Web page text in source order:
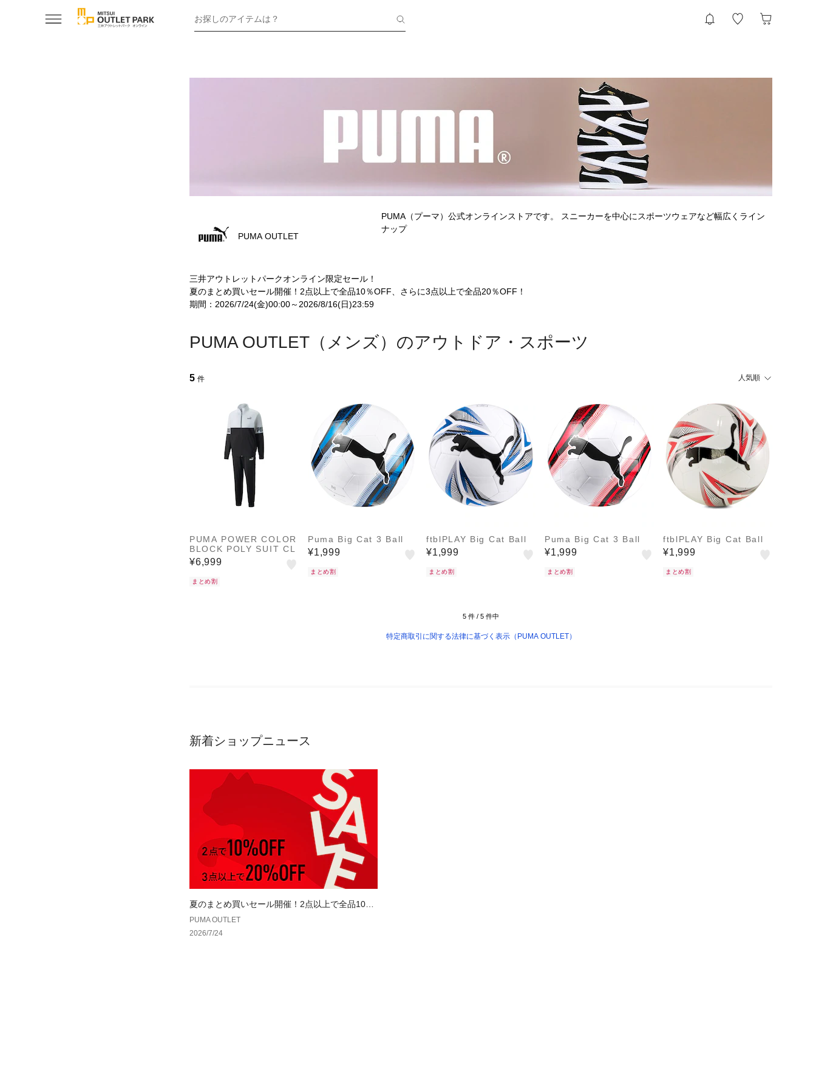
お探しのアイテムは？
PUMA OUTLET
PUMA（プーマ）公式オンラインストアです。 スニーカーを中心にスポーツウェアなど幅広くライン
ナップ
三井アウトレットパークオンライン限定セール！
夏のまとめ買いセール開催！2点以上で全品10％OFF、さらに3点以上で全品20％OFF！
期間：2026/7/24(金)00:00～2026/8/16(日)23:59
PUMA OUTLET（メンズ）のアウトドア・スポーツ
5 件 人気順
PUMA POWER COLOR
BLOCK POLY SUIT CL
¥6,999
まとめ割
Puma Big Cat 3 Ball
¥1,999
まとめ割
ftblPLAY Big Cat Ball
¥1,999
まとめ割
Puma Big Cat 3 Ball
¥1,999
まとめ割
ftblPLAY Big Cat Ball
¥1,999
まとめ割
5 件 / 5 件中
特定商取引に関する法律に基づく表示（PUMA OUTLET）
新着ショップニュース
夏のまとめ買いセール開催！2点以上で全品10％
OFF、さらに3点以上で全品20％OFF！
PUMA OUTLET
2026/7/24